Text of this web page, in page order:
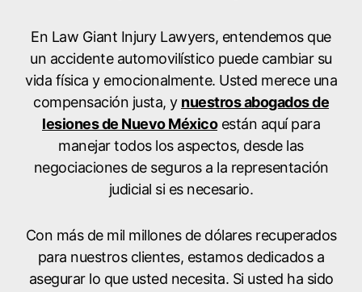
En Law Giant Injury Lawyers, entendemos que
un accidente automovilístico puede cambiar su
vida física y emocionalmente. Usted merece una
compensación justa, y nuestros abogados de
lesiones de Nuevo Méxicoestán aquí para
manejar todos los aspectos, desde las
negociaciones de seguros a la representación
judicial si es necesario.
Con más de mil millones de dólares recuperados
para nuestros clientes, estamos dedicados a
asegurar lo que usted necesita. Si usted ha sido